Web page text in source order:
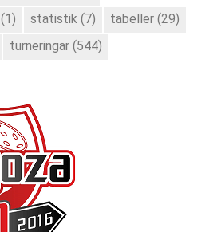
(1) statistik (7) tabeller (29)
turneringar (544)